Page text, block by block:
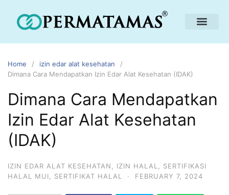
Home
izin edar alat kesehatan
Dimana Cara Mendapatkan Izin Edar Alat Kesehatan (IDAK)
Dimana Cara Mendapatkan
Izin Edar Alat Kesehatan
(IDAK)
IZIN EDAR ALAT KESEHATAN IZIN HALAL
SERTIFIKASI
HALAL MUI
SERTIFIKAT HALAL · FEBRUARY 7, 2024